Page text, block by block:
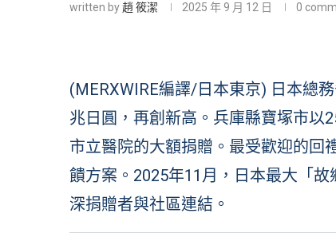
written by趙 筱潔 2025 年 9 月 12 日 0
(MERXWIRE編譯/日本東京) 日本總
兆日圓，再創新高。兵庫縣寶塚市以
市立醫院的大額捐贈。最受歡迎的回
饋方案。2025年11月，日本最大「
深捐贈者與社區連結。